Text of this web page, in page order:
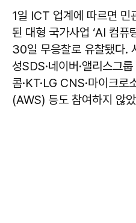
1일 ICT 업계에 따르면 민
된 대형 국가사업 ‘AI 컴퓨
30일 무응찰로 유찰됐다.
성SDS·네이버·앨리스그
콤·KT·LG CNS·마이크로
(AWS) 등도 참여하지 않